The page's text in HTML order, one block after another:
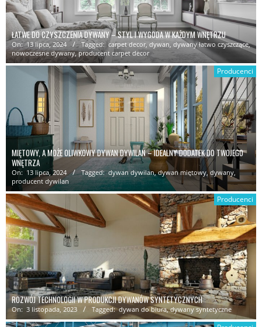
ŁATWE DO CZYSZCZENIA DYWANY – STYL I WYGODA W KAŻDYM WNĘTRZU
On: 13 lipca, 2024 Tagged: carpet decor, dywan dywany łatwo czyszczące,
nowoczesne dywany,producent carpet decor
Producenci
MIĘTOWY, A MOŻE OLIWKOWY DYWAN DYWILAN – IDEALNY DODATEK DO TWOJEGO
WNĘTRZA
On: 13 lipca, 2024 Tagged: dywan dywilan,dywan miętowy,dywany
producent dywilan
Producenci
ROZWÓJ TECHNOLOGII W PRODUKCJI DYWANÓW SYNTETYCZNYCH
On: 3 listopada, 2023 Tagged: dywan do biura,dywany syntetyczne